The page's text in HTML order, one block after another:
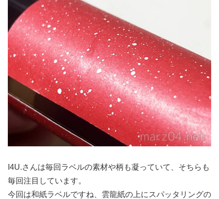
I4U.さんは毎回ラベルの素材や柄も凝っていて、そちらも
毎回注目しています。
今回は和紙ラベルですね、雲龍紙の上にスパッタリングの